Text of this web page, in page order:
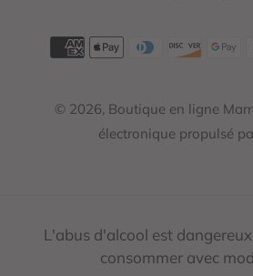
© 2026, Boutique en ligne
électronique propulsé
L'abus d'alcool est
consommer avec